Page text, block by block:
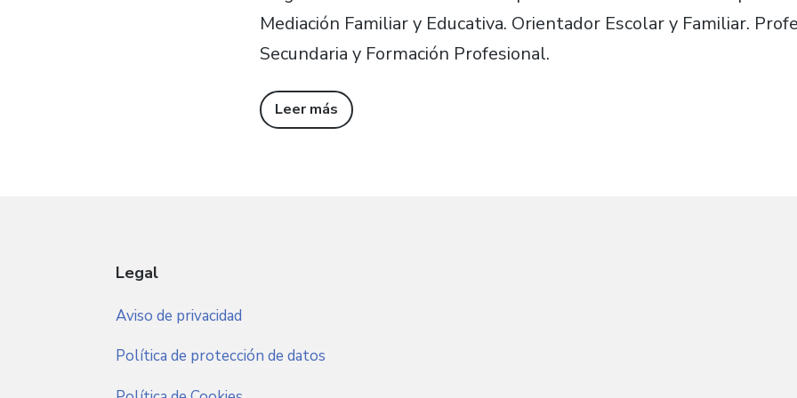
Mediación Familiar y Educativa. Orientador Escolar y Familiar.
Secundaria y Formación Profesional.
Leer más
Legal
Aviso de privacidad
Política de protección de datos